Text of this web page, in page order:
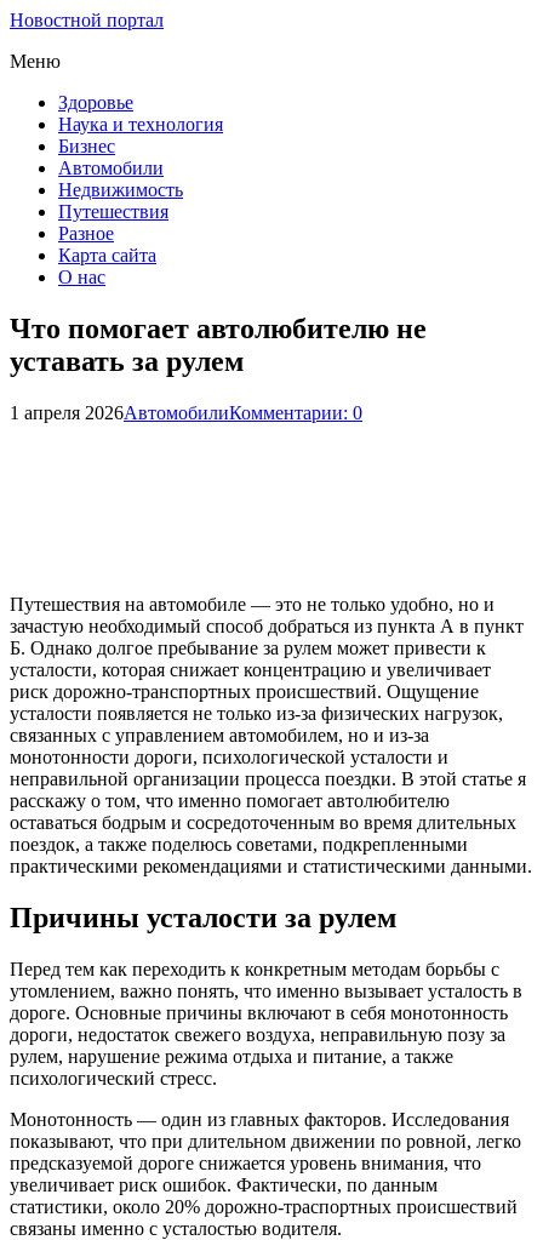
Новостной портал
Меню
Здоровье
Наука и технология
Бизнес
Автомобили
Недвижимость
Путешествия
Разное
Карта сайта
О нас
Что помогает автолюбителю не
уставать за рулем
1 апреля 2026АвтомобилиКомментарии: 0
Путешествия на автомобиле — это не только удобно, но и
зачастую необходимый способ добраться из пункта А в пункт
Б. Однако долгое пребывание за рулем может привести к
усталости, которая снижает концентрацию и увеличивает
риск дорожно-транспортных происшествий. Ощущение
усталости появляется не только из-за физических нагрузок,
связанных с управлением автомобилем, но и из-за
монотонности дороги, психологической усталости и
неправильной организации процесса поездки. В этой статье я
расскажу о том, что именно помогает автолюбителю
оставаться бодрым и сосредоточенным во время длительных
поездок, а также поделюсь советами, подкрепленными
практическими рекомендациями и статистическими данными.
Причины усталости за рулем
Перед тем как переходить к конкретным методам борьбы с
утомлением, важно понять, что именно вызывает усталость в
дороге. Основные причины включают в себя монотонность
дороги, недостаток свежего воздуха, неправильную позу за
рулем, нарушение режима отдыха и питание, а также
психологический стресс.
Монотонность — один из главных факторов. Исследования
показывают, что при длительном движении по ровной, легко
предсказуемой дороге снижается уровень внимания, что
увеличивает риск ошибок. Фактически, по данным
статистики, около 20% дорожно-траспортных происшествий
связаны именно с усталостью водителя.